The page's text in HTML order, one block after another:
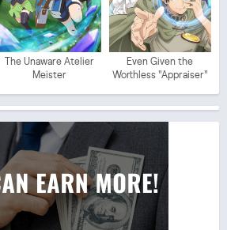
The Unaware Atelier
Meister
Even Given the
Worthless "Appraiser"